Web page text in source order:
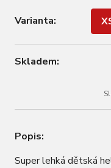
Varianta:
Skladem:
Popis:
Super lehká dětská